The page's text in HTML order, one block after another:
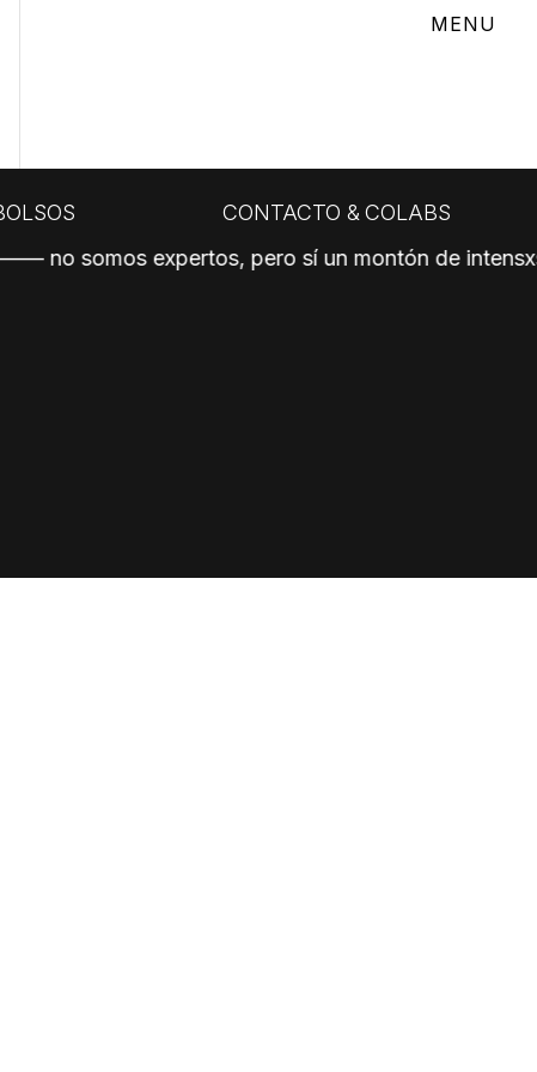
CONTACTO & COLABS
somos expertos, pero sí un montón de intensxs